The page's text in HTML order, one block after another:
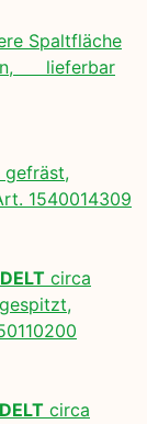
Spaltfläche
lieferbar
gefräst,
1540014309
circa
circa